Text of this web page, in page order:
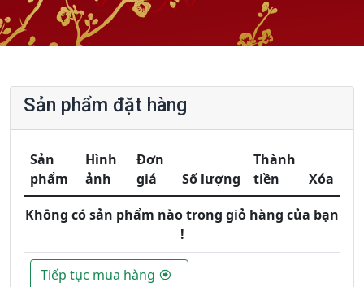
Sản phẩm đặt hàng
Sản
phẩm
Hình
ảnh
Đơn
giá
Số lượng
Thành
tiền
Xóa
Không có sản phẩm nào trong giỏ hàng của bạn
!
Tiếp tục mua hàng